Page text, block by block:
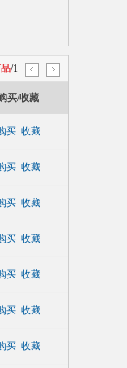
/1
买/收藏
买 收藏
买 收藏
买 收藏
买 收藏
买 收藏
买 收藏
买 收藏